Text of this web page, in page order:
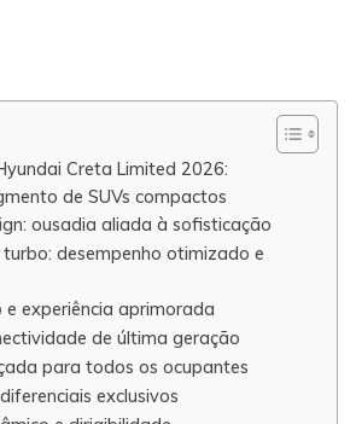
Creta Limited 2026:
de SUVs compactos
ousadia aliada à sofisticação
desempenho otimizado e
experiência aprimorada
de última geração
para todos os ocupantes
exclusivos